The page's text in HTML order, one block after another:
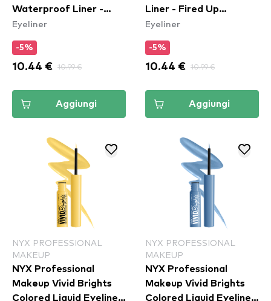
Waterproof Liner -
Mid(night) Rise
Eyeliner
-5%
10.44 € 10.99 €
Aggiungi
Liner - Fired Up
(ESL05)
Eyeliner
-5%
10.44 € 10.99 €
Aggiungi
NYX PROFESSIONAL
MAKEUP
NYX Professional
Makeup Vivid Brights
Colored Liquid Eyeliner
NYX PROFESSIONAL
MAKEUP
NYX Professional
Makeup Vivid Brights
Colored Liquid Eyeliner